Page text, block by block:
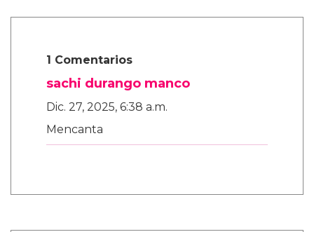
1 Comentarios
sachi durango manco
Dic. 27, 2025, 6:38 a.m.
Mencanta